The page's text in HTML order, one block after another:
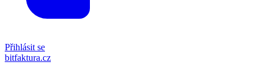
Přihlásit se
bitfaktura.cz